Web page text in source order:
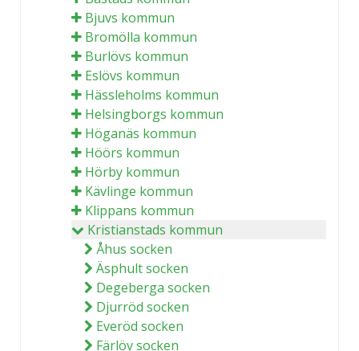
Bjuvs kommun
Bromölla kommun
Burlövs kommun
Eslövs kommun
Hässleholms kommun
Helsingborgs kommun
Höganäs kommun
Höörs kommun
Hörby kommun
Kävlinge kommun
Klippans kommun
Kristianstads kommun
Åhus socken
Äsphult socken
Degeberga socken
Djurröd socken
Everöd socken
Färlöv socken